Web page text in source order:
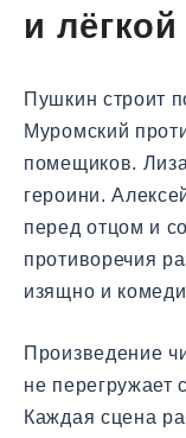
и лёгкой
Пушкин строит
Муромский
помещиков.
героини.
перед отцом и
противоречия
изящно и
Произведение
не
Каждая сцена